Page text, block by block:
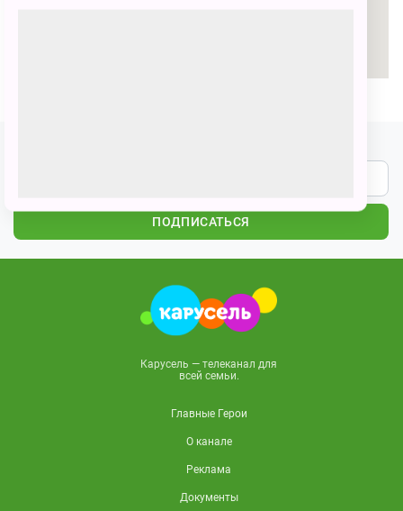
ПОДПИСАТЬСЯ
Карусель — телеканал для
всей семьи.
Главные Герои
О канале
Реклама
Документы